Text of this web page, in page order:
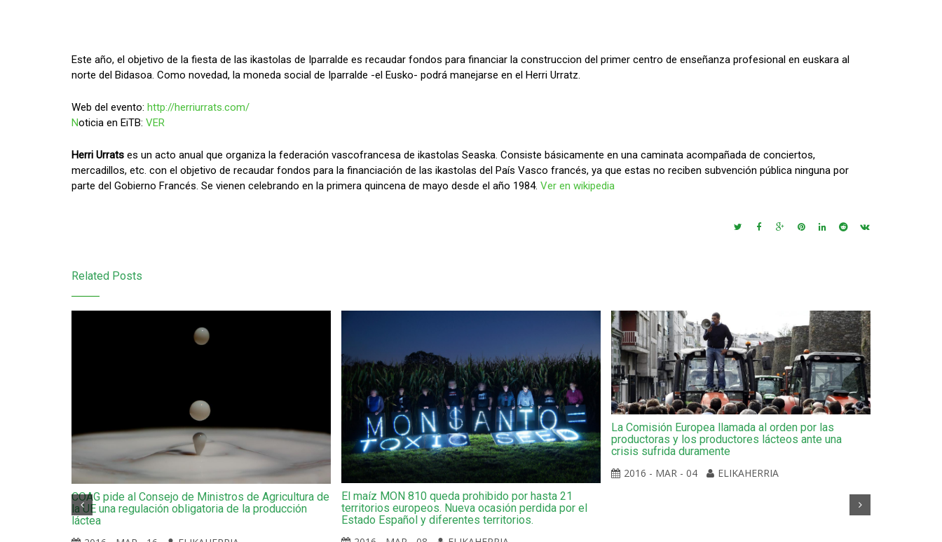
Este año, el objetivo de la fiesta de las ikastolas de Iparralde es recaudar fondos para financiar la construccion del primer centro de enseñanza profesional en euskara al
norte del Bidasoa. Como novedad, la moneda social de Iparralde -el Eusko- podrá manejarse en el Herri Urratz.
Web del evento: http://herriurrats.com/
Noticia en EiTB: VER
Herri Urrats es un acto anual que organiza la federación vascofrancesa de ikastolas Seaska. Consiste básicamente en una caminata acompañada de conciertos,
mercadillos, etc. con el objetivo de recaudar fondos para la financiación de las ikastolas del País Vasco francés, ya que estas no reciben subvención pública ninguna por
parte del Gobierno Francés. Se vienen celebrando en la primera quincena de mayo desde el año 1984. Ver en wikipedia
Related Posts
COAG pide al Consejo de Ministros de Agricultura de
la UE una regulación obligatoria de la producción
láctea
El maíz MON 810 queda prohibido por hasta 21
territorios europeos. Nueva ocasión perdida por el
Estado Español y diferentes territorios.
La Comisión Europea llamada al orden por las
productoras y los productores lácteos ante una
crisis sufrida duramente
2016 - MAR - 04
ELIKAHERRIA